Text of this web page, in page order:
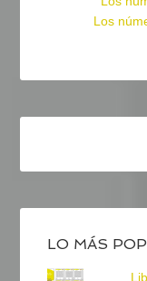
Los
LO MÁS